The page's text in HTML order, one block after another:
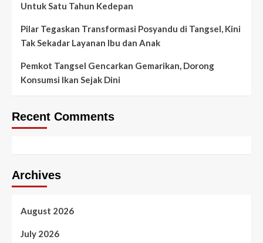
Untuk Satu Tahun Kedepan
Pilar Tegaskan Transformasi Posyandu di Tangsel, Kini
Tak Sekadar Layanan Ibu dan Anak
Pemkot Tangsel Gencarkan Gemarikan, Dorong
Konsumsi Ikan Sejak Dini
Recent Comments
Archives
August 2026
July 2026